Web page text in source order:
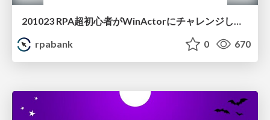
201023 RPA超初心者がWinActorにチャレンジしてみた ユーコさん
rpabank
0 670